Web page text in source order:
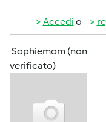
Accedi o
Sophiemom (non
verificato)